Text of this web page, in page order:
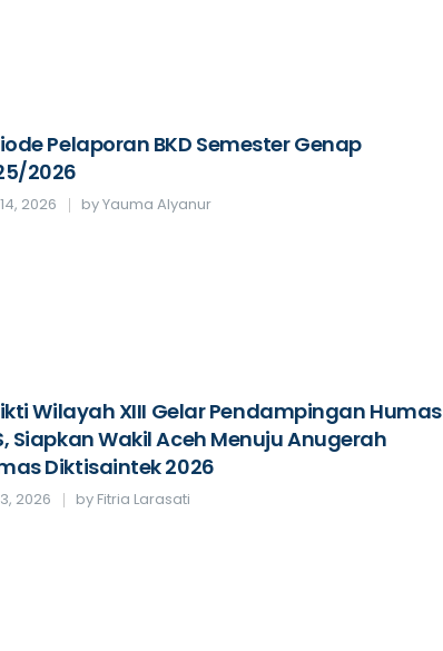
Pelaporan BKD Semester Genap
2026
2026 byYauma Alyanur
Wilayah XIII Gelar Pendampingan Humas
Siapkan Wakil Aceh Menuju Anugerah
Diktisaintek 2026
2026 by Fitria Larasati